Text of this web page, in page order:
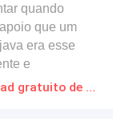
quando
que um
era esse
e
os
Minha Segunda Chance - Livro 3 Download gratuito de Novelas Online em PDF